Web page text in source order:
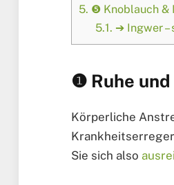
5. ❺ Knoblauch &
5.1. ➔ Ingwer –
❶ Ruhe
Körperliche
Sie sich also